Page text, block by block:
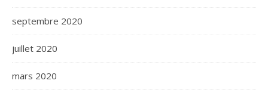
septembre 2020
juillet 2020
mars 2020